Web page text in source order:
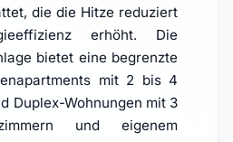
die die Hitze reduziert
erhöht. Die
bietet eine begrenzte
mit 2 bis 4
Duplex-Wohnungen mit 3
und eigenem